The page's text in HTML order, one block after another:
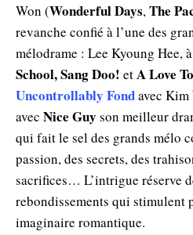
Won (Wonderful Days,The
revanche confié à l’une des
mélodrame : Lee Kyoung Hee,
School, Sang Doo! etA Love
Uncontrollably Fondavec
avec Nice Guy son meilleur
qui fait le sel des grands mélo
passion, des secrets, des
sacrifices… L’intrigue réserve
rebondissements qui stimulent
imaginaire romantique.